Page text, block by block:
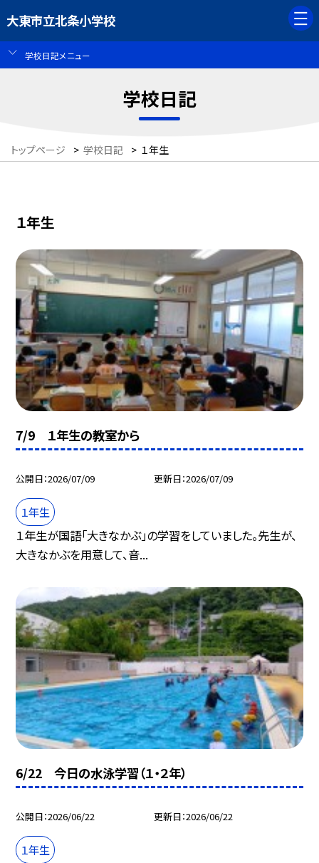
大東市立北条小学校
学校日記メニュー
学校日記
トップページ > 学校日記 > １年生
１年生
7/9 １年生の教室から
公開日 2026/07/09 更新日 2026/07/09
１年生
１年生が国語「大きなかぶ」の学習をしていました。先生が、
大きなかぶを用意して、音...
6/22 今日の水泳学習（１・２年）
公開日 2026/06/22 更新日 2026/06/22
１年生